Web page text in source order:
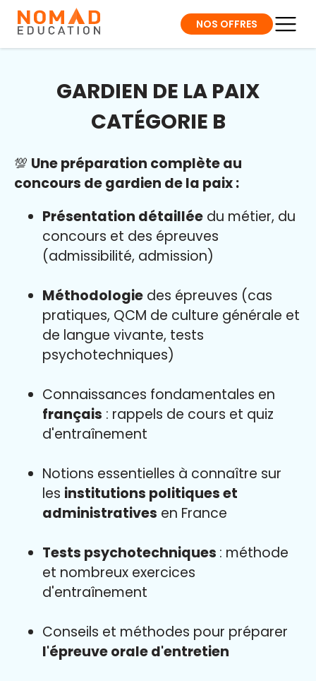
NOS OFFRES
GARDIEN DE LA PAIX
CATÉGORIE B
💯 Une préparation complète au
concours de gardien de la paix :
Présentation détaillée du métier, du
concours et des épreuves
(admissibilité, admission)
Méthodologie des épreuves (cas
pratiques, QCM de culture générale et
de langue vivante, tests
psychotechniques)
Connaissances fondamentales en
français : rappels de cours et quiz
d'entraînement
Notions essentielles à connaître sur
les institutions politiques et
administratives en France
Tests psychotechniques : méthode
et nombreux exercices
d'entraînement
Conseils et méthodes pour préparer
l'épreuve orale d'entretien